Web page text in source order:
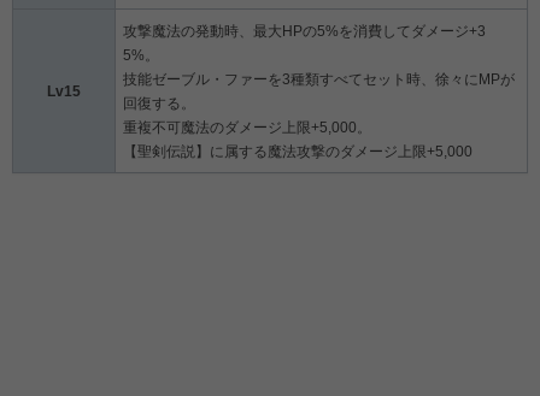
Lv15
攻撃魔法の発動時、最大HPの5%を消費してダメージ+3
5%。
技能ゼーブル・ファーを3種類すべてセット時、徐々にMPが
回復する。
重複不可魔法のダメージ上限+5,000。
【聖剣伝説】に属する魔法攻撃のダメージ上限+5,000